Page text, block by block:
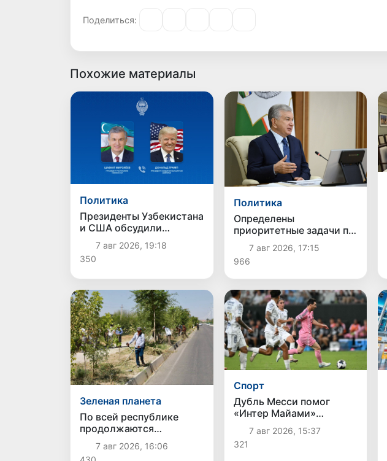
Поделиться:
Похожие материалы
Политика
Президенты Узбекистана
и США обсудили
перспективы
дальнейшего укрепления
двусторонних
7 авг 2026, 19:18
350
Политика
Определены
приоритетные задачи по
развитию экосистемы
искусственного
интеллекта
7 авг 2026, 17:15
966
Зеленая планета
По всей республике
продолжаются
мероприятия в рамках
акции «Актуальные 40
7 авг 2026, 16:06
Спорт
Дубль Месси помог
«Интер Майами»
выиграть у «Атлетико
Сан-Луис»
7 авг 2026, 15:37
321